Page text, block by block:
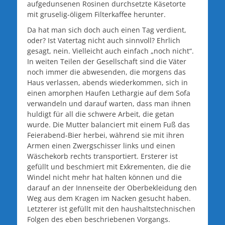
aufgedunsenen Rosinen durchsetzte Käsetorte
mit gruselig-öligem Filterkaffee herunter.
Da hat man sich doch auch einen Tag verdient,
oder? Ist Vatertag nicht auch sinnvoll? Ehrlich
gesagt, nein. Vielleicht auch einfach „noch nicht“.
In weiten Teilen der Gesellschaft sind die Väter
noch immer die abwesenden, die morgens das
Haus verlassen, abends wiederkommen, sich in
einen amorphen Haufen Lethargie auf dem Sofa
verwandeln und darauf warten, dass man ihnen
huldigt für all die schwere Arbeit, die getan
wurde. Die Mutter balanciert mit einem Fuß das
Feierabend-Bier herbei, während sie mit ihren
Armen einen Zwergschisser links und einen
Wäschekorb rechts transportiert. Ersterer ist
gefüllt und beschmiert mit Exkrementen, die die
Windel nicht mehr hat halten können und die
darauf an der Innenseite der Oberbekleidung den
Weg aus dem Kragen im Nacken gesucht haben.
Letzterer ist gefüllt mit den haushaltstechnischen
Folgen des eben beschriebenen Vorgangs.